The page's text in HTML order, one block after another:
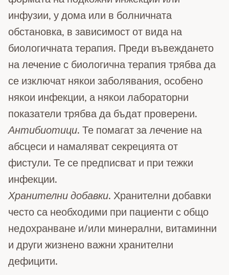
инфузии, у дома или в болничната
обстановка, в зависимост от вида на
биологичната терапия. Преди въвеждането
на лечение с биологична терапия трябва да
се изключат някои заболявания, особено
някои инфекции, а някои лабораторни
показатели трябва да бъдат проверени.
Антибиотици. Те помагат за лечение на
абсцеси и намаляват секрецията от
фистули. Те се предписват и при тежки
инфекции.
Хранителни добавки. Хранителни добавки
често са необходими при пациенти с общо
недохранване и/или минерални, витаминни
и други жизнено важни хранителни
дефицити.